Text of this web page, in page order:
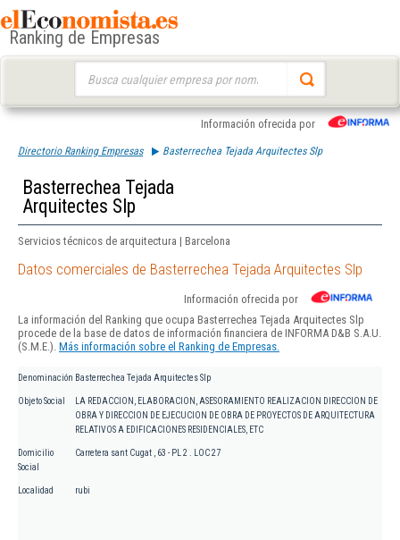
Ranking de Empresas
Información ofrecida por
Directorio Ranking Empresas Basterrechea Tejada Arquitectes Slp
Basterrechea Tejada
Arquitectes Slp
Servicios técnicos de arquitectura | Barcelona
Datos comerciales de Basterrechea Tejada Arquitectes Slp
Información ofrecida por
La información del Ranking que ocupa Basterrechea Tejada Arquitectes Slp
procede de la base de datos de información financiera de INFORMA D&B S.A.U.
(S.M.E.). Más información sobre el Ranking de Empresas.
Denominación Basterrechea Tejada Arquitectes Slp
Objeto Social
LA REDACCION, ELABORACION, ASESORAMIENTO REALIZACION DIRECCION DE
OBRA Y DIRECCION DE EJECUCION DE OBRA DE PROYECTOS DE ARQUITECTURA
RELATIVOS A EDIFICACIONES RESIDENCIALES, ETC
Domicilio
Social
Carretera sant Cugat , 63 - PL 2 . LOC 27
Localidad rubi